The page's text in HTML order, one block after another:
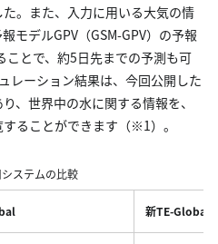
。また、入力に用いる大気の情
モデルGPV（GSM-GPV）の予報
ことで、約5日先までの予測も可
レーション結果は、今回公開した
、世界中の水に関する情報を、
ることができます（※1）。
新TE-Global
ステムの比較